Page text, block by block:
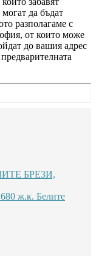
да бъдат
разполагаме с
от които може
до вашия адрес
БРЕЗИ,
ж.к. Белите